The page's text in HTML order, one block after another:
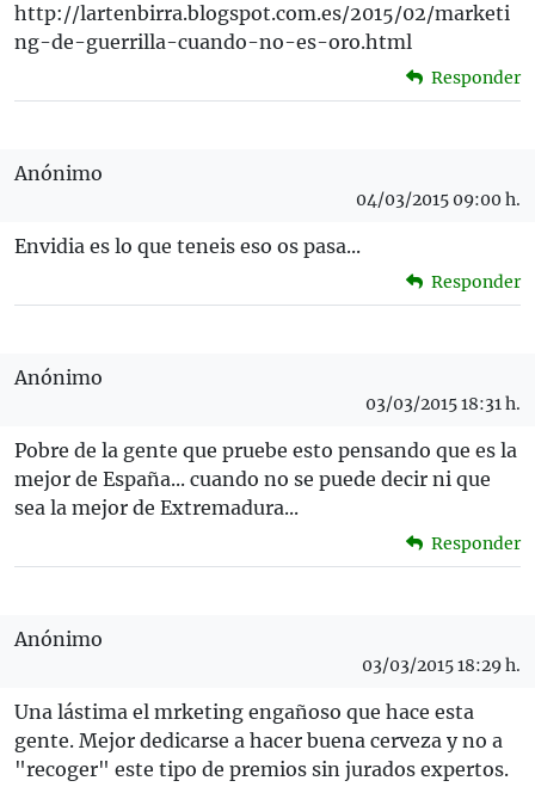
http://lartenbirra.blogspot.com.es/2015/02/marketi
ng-de-guerrilla-cuando-no-es-oro.html
Responder
Anónimo
04/03/2015 09:00 h.
Envidia es lo que teneis eso os pasa...
Responder
Anónimo
03/03/2015 18:31 h.
Pobre de la gente que pruebe esto pensando que es la
mejor de España... cuando no se puede decir ni que
sea la mejor de Extremadura...
Responder
Anónimo
03/03/2015 18:29 h.
Una lástima el mrketing engañoso que hace esta
gente. Mejor dedicarse a hacer buena cerveza y no a
"recoger" este tipo de premios sin jurados expertos.